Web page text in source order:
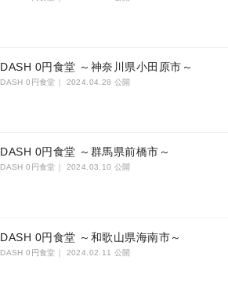
DASH 0円食堂 ～神奈川県小田原市～
DASH 0円食堂｜ 2024.04.28 公開
DASH 0円食堂 ～群馬県前橋市～
DASH 0円食堂｜ 2024.03.10 公開
DASH 0円食堂 ～和歌山県海南市～
DASH 0円食堂｜ 2024.02.11 公開